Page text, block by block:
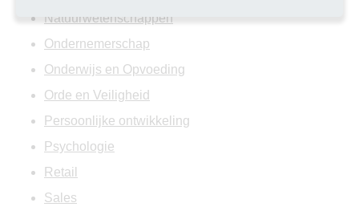
Natuurwetenschappen
Ondernemerschap
Onderwijs en Opvoeding
Orde en Veiligheid
Persoonlijke ontwikkeling
Psychologie
Retail
Sales